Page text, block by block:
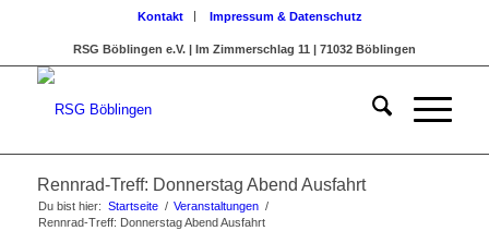
Kontakt Impressum & Datenschutz
RSG Böblingen e.V. | Im Zimmerschlag 11 | 71032 Böblingen
Rennrad-Treff: Donnerstag Abend Ausfahrt
Du bist hier: Startseite / Veranstaltungen /
Rennrad-Treff: Donnerstag Abend Ausfahrt